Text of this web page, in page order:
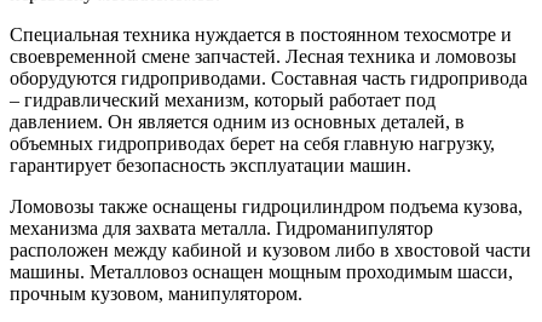
Специальная техника нуждается в постоянном техосмотре и
своевременной смене запчастей. Лесная техника и ломовозы
оборудуются гидроприводами. Составная часть гидропривода
– гидравлический механизм, который работает под
давлением. Он является одним из основных деталей, в
объемных гидроприводах берет на себя главную нагрузку,
гарантирует безопасность эксплуатации машин.
Ломовозы также оснащены гидроцилиндром подъема кузова,
механизма для захвата металла. Гидроманипулятор
расположен между кабиной и кузовом либо в хвостовой части
машины. Металловоз оснащен мощным проходимым шасси,
прочным кузовом, манипулятором.